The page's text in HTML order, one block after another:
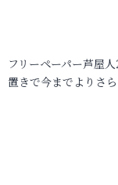
フリーペーパー芦屋
置きで今までよりさ